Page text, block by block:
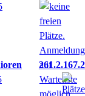
261.2.167.2